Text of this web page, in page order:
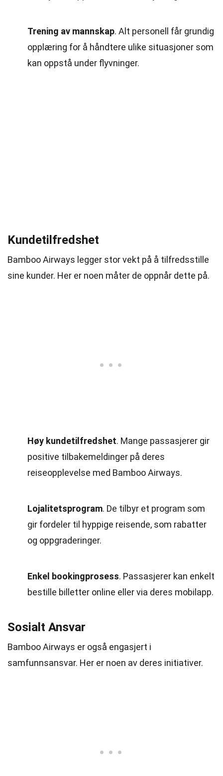
Trening av mannskap. Alt personell får grundig
opplæring for å håndtere ulike situasjoner som
kan oppstå under flyvninger.
Kundetilfredshet
Bamboo Airways legger stor vekt på å tilfredsstille
sine kunder. Her er noen måter de oppnår dette på.
Høy kundetilfredshet. Mange passasjerer gir
positive tilbakemeldinger på deres
reiseopplevelse med Bamboo Airways.
Lojalitetsprogram. De tilbyr et program som
gir fordeler til hyppige reisende, som rabatter
og oppgraderinger.
Enkel bookingprosess. Passasjerer kan enkelt
bestille billetter online eller via deres mobilapp.
Sosialt Ansvar
Bamboo Airways er også engasjert i
samfunnsansvar. Her er noen av deres initiativer.